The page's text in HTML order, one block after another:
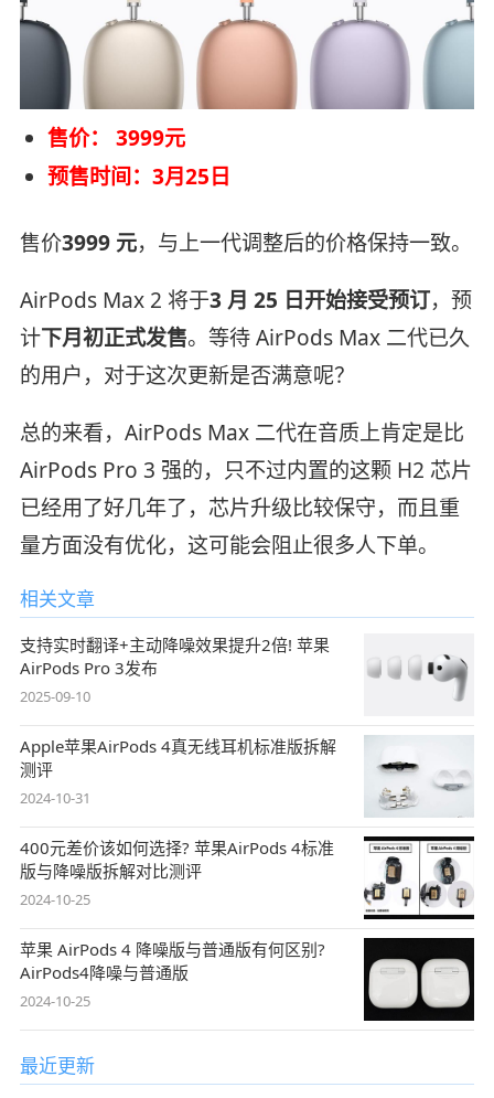
售价： 3999元
预售时间：3月25日
售价3999 元，与上一代调整后的价格保持一致。
AirPods Max 2 将于3 月 25 日开始接受预订，预
计下月初正式发售。等待 AirPods Max 二代已久
的用户，对于这次更新是否满意呢？
总的来看，AirPods Max 二代在音质上肯定是比
AirPods Pro 3 强的，只不过内置的这颗 H2 芯片
已经用了好几年了，芯片升级比较保守，而且重
量方面没有优化，这可能会阻止很多人下单。
相关文章
支持实时翻译+主动降噪效果提升2倍! 苹果
AirPods Pro 3发布
2025-09-10
Apple苹果AirPods 4真无线耳机标准版拆解
测评
2024-10-31
400元差价该如何选择? 苹果AirPods 4标准
版与降噪版拆解对比测评
2024-10-25
苹果 AirPods 4 降噪版与普通版有何区别?
AirPods4降噪与普通版
2024-10-25
最近更新